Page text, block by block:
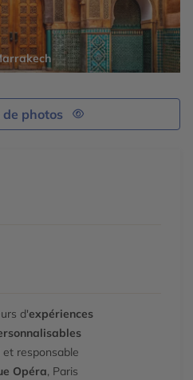
photos
d'expériences
et responsable
Opéra, Paris